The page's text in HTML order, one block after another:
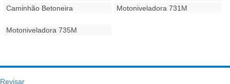
Caminhão Betoneira
Motoniveladora 731M
Motoniveladora 735M
Revisar